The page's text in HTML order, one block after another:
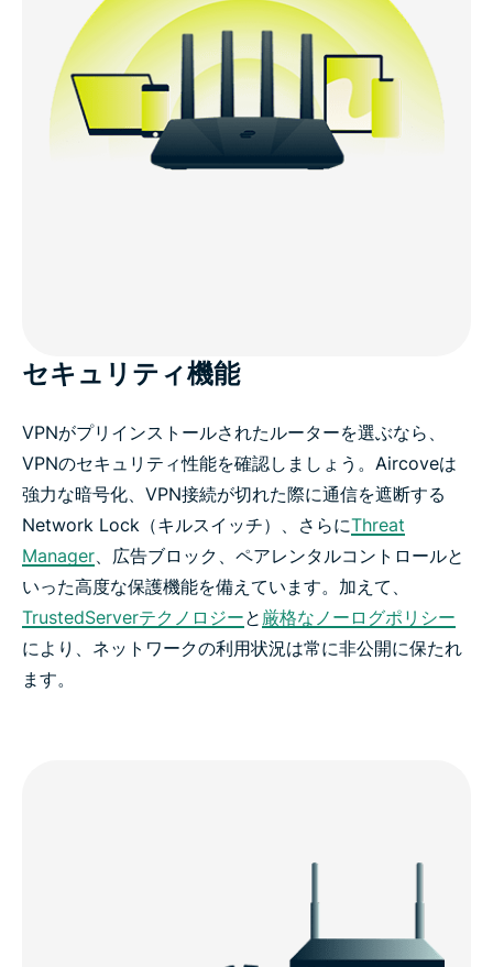
セキュリティ機能
VPNがプリインストールされたルーターを選ぶなら、
VPNのセキュリティ性能を確認しましょう。Aircoveは
強力な暗号化、VPN接続が切れた際に通信を遮断する
Network Lock（キルスイッチ）、さらにThreat
Manager、広告ブロック、ペアレンタルコントロールと
いった高度な保護機能を備えています。加えて、
TrustedServerテクノロジーと 厳格なノーログポリシー
により、ネットワークの利用状況は常に非公開に保たれ
ます。